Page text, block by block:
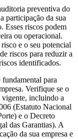
preventiva do
participação da sua
Esses riscos podem
ou operacional.
e o seu potencial
riscos para reduzir a
identificados.
para
Verifique se o
vigente, incluindo a
(Estatuto Nacional
e o Decreto
das Garantias). A
da sua empresa e